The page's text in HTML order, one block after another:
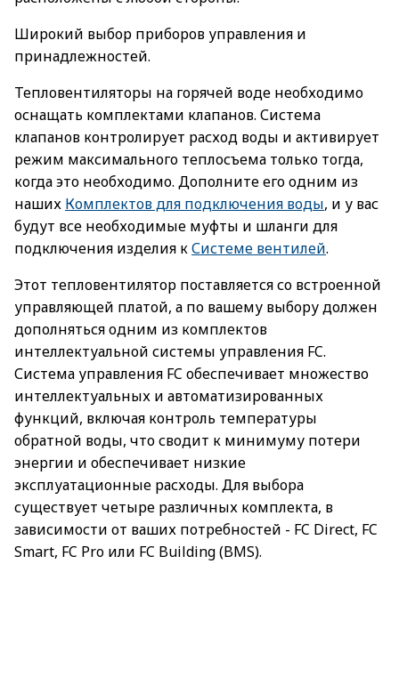
Широкий выбор приборов управления и
принадлежностей.
Тепловентиляторы на горячей воде необходимо
оснащать комплектами клапанов. Система
клапанов контролирует расход воды и активирует
режим максимального теплосъема только тогда,
когда это необходимо. Дополните его одним из
наших Комплектов для подключения воды, и у вас
будут все необходимые муфты и шланги для
подключения изделия кСистеме вентилей.
Этот тепловентилятор поставляется со встроенной
управляющей платой, а по вашему выбору должен
дополняться одним из комплектов
интеллектуальной системы управления FC.
Система управления FC обеспечивает множество
интеллектуальных и автоматизированных
функций, включая контроль температуры
обратной воды, что сводит к минимуму потери
энергии и обеспечивает низкие
эксплуатационные расходы. Для выбора
существует четыре различных комплекта, в
зависимости от ваших потребностей - FC Direct, FC
Smart, FC Pro или FC Building (BMS).